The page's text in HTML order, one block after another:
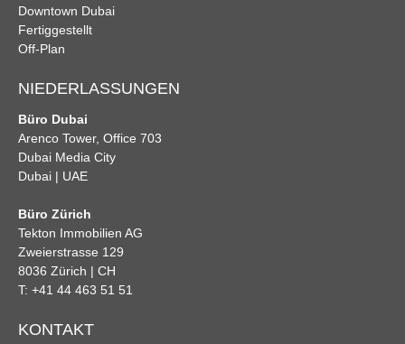
Downtown Dubai
Fertiggestellt
Off-Plan
NIEDERLASSUNGEN
Büro Dubai
Arenco Tower, Office 703
Dubai Media City
Dubai | UAE
Büro Zürich
Tekton Immobilien AG
Zweierstrasse 129
8036 Zürich | CH
T: +41 44 463 51 51
KONTAKT